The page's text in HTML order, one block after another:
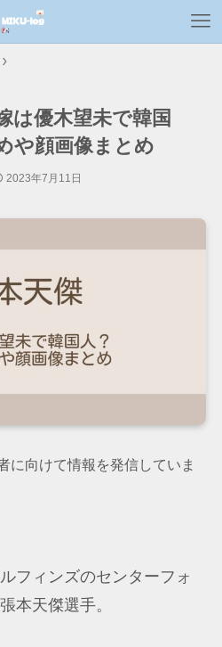
は優木望未で韓国
や顔画像まとめ
2023年7月11日
に向けて情報を発信していま
フィンズのセンターフォ
本天傑選手。